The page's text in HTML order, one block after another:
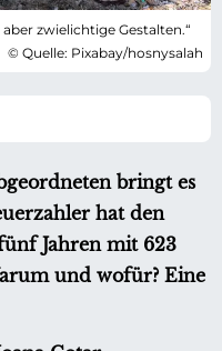
zwielichtige Gestalten.“
© Quelle: Pixabay/hosnysalah
bringt es
hat den
Jahren mit 623
und wofür? Eine